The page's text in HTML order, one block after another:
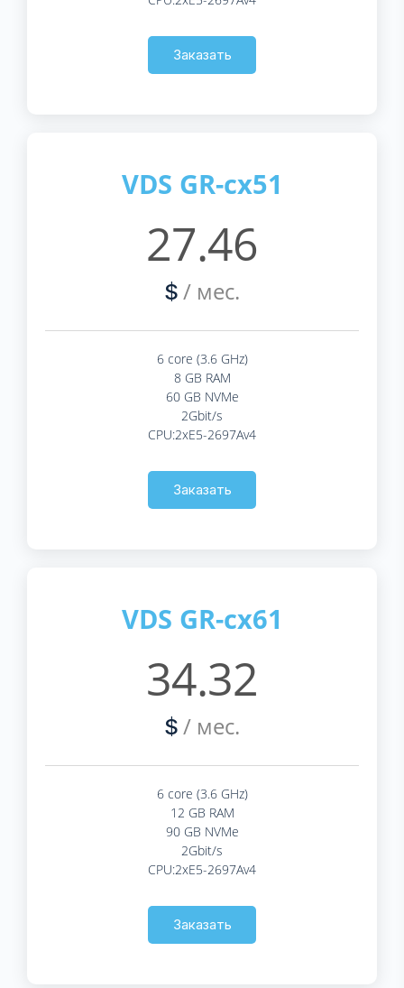
Заказать
VDS GR-cx51
27.46
$ / мес.
6 core (3.6 GHz)
8 GB RAM
60 GB NVMe
2Gbit/s
CPU:2xE5-2697Av4
Заказать
VDS GR-cx61
34.32
$ / мес.
6 core (3.6 GHz)
12 GB RAM
90 GB NVMe
2Gbit/s
CPU:2xE5-2697Av4
Заказать